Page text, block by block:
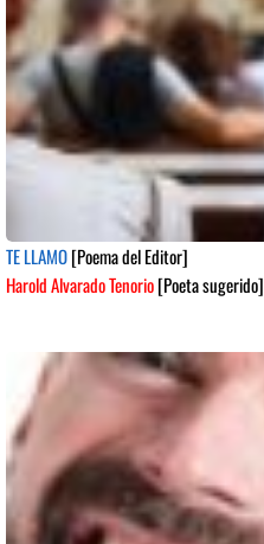
TE LLAMO[Poema del Editor]
Harold Alvarado Tenorio[Poeta sugerido]